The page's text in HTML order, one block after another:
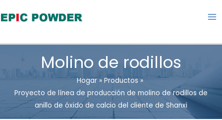
al
Molino de rodillos
Hogar
Productos
Proyecto de línea de producción de molino de rodillos de
anillo de óxido de calcio del cliente de Shanxi